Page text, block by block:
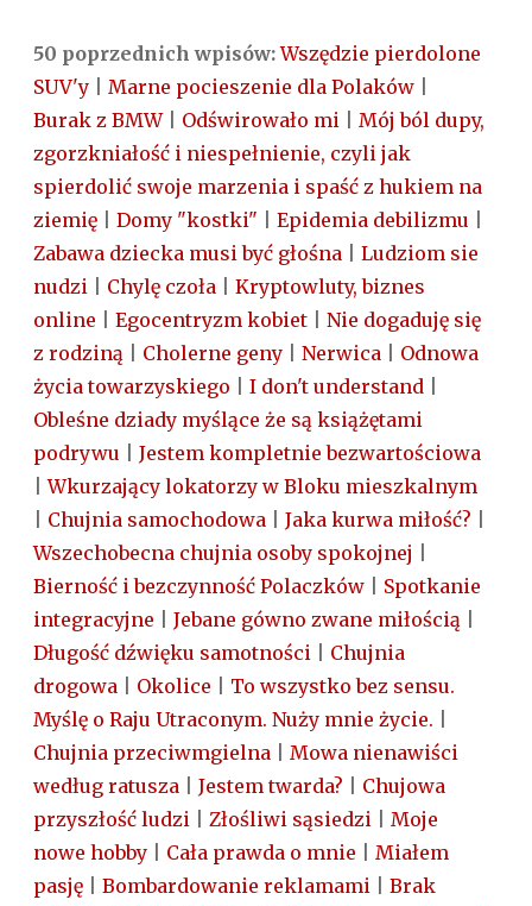
50 poprzednich wpisów:Wszędzie pierdolone
SUV'y
Marne pocieszenie dla Polaków
Burak z BMW| Odświrowało mi
Mój ból dupy,
zgorzkniałość i niespełnienie, czyli jak
spierdolić swoje marzenia i spaść z hukiem na
ziemię
Domy "kostki" Epidemia debilizmu
Zabawa dziecka musi być głośna
Ludziom sie
nudzi
Chylę czoła
Kryptowluty, biznes
online
Egocentryzm kobiet
Nie dogaduję się
z rodziną
Cholerne geny Nerwica
Odnowa
życia towarzyskiego
I don't understand
Obleśne dziady myślące że są książętami
podrywu
Jestem kompletnie bezwartościowa
|Wkurzający lokatorzy w Bloku mieszkalnym
Chujnia samochodowa Jaka kurwa miłość?
Wszechobecna chujnia osoby spokojnej
Bierność i bezczynność Polaczków
Spotkanie
integracyjne
Jebane gówno zwane miłością
Długość dźwięku samotności
Chujnia
drogowa
Okolice
To wszystko bez sensu.
Myślę o Raju Utraconym. Nuży mnie życie.
Chujnia przeciwmgielna
Mowa nienawiści
według ratusza
Jestem twarda?
Chujowa
przyszłość ludzi
Złośliwi sąsiedzi
Moje
nowe hobby
Cała prawda o mnie
Miałem
pasję
Bombardowanie reklamami
Brak